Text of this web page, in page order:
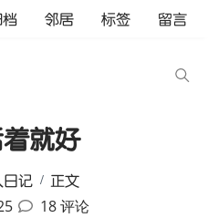
档 邻居 标签 留言
就好
日记 正文
18 评论